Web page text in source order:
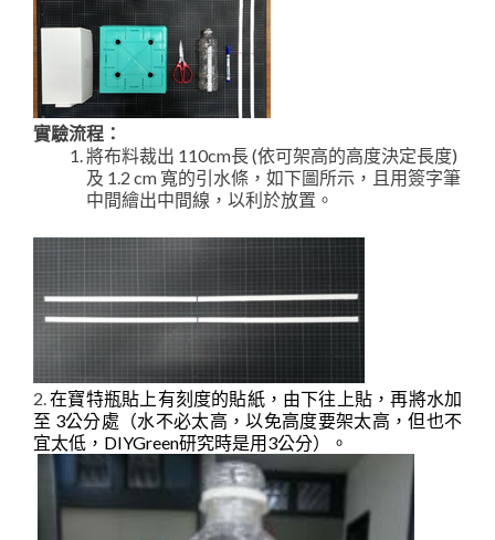
實驗流程：
將布料裁出 110cm長 (依可架高的高度決定長度)
及 1.2 cm 寬的引水條，如下圖所示，且用簽字筆
中間繪出中間線，以利於放置。
2.在寶特瓶貼上有刻度的貼紙，由下往上貼，再將水加
至 3公分處（水不必太高，以免高度要架太高，但也不
宜太低，DIYGreen研究時是用3公分）。